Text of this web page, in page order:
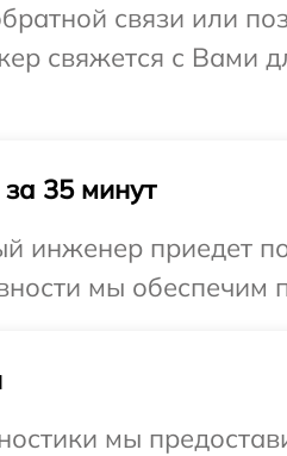
связи или
свяжется с Вами
35 минут
инженер приедет
мы обеспечим
мы